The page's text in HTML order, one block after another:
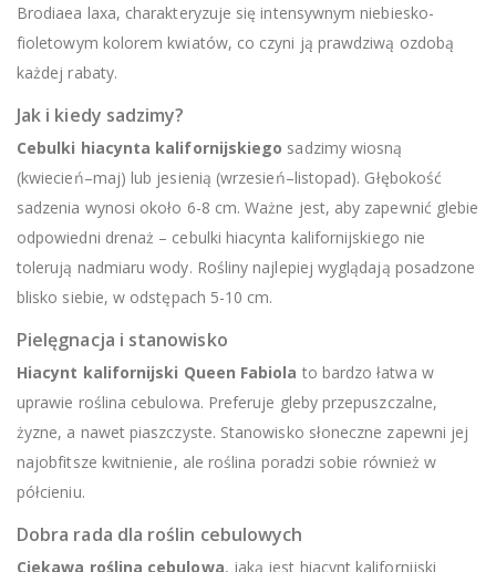
Brodiaea laxa, charakteryzuje się intensywnym niebiesko-
fioletowym kolorem kwiatów, co czyni ją prawdziwą ozdobą
każdej rabaty.
Jak i kiedy sadzimy?
Cebulki hiacynta kalifornijskiego sadzimy wiosną
(kwiecień–maj) lub jesienią (wrzesień–listopad). Głębokość
sadzenia wynosi około 6-8 cm. Ważne jest, aby zapewnić glebie
odpowiedni drenaż – cebulki hiacynta kalifornijskiego nie
tolerują nadmiaru wody. Rośliny najlepiej wyglądają posadzone
blisko siebie, w odstępach 5-10 cm.
Pielęgnacja i stanowisko
Hiacynt kalifornijski Queen Fabiola to bardzo łatwa w
uprawie roślina cebulowa. Preferuje gleby przepuszczalne,
żyzne, a nawet piaszczyste. Stanowisko słoneczne zapewni jej
najobfitsze kwitnienie, ale roślina poradzi sobie również w
półcieniu.
Dobra rada dla roślin cebulowych
Ciekawa roślina cebulowa, jaką jest hiacynt kalifornijski